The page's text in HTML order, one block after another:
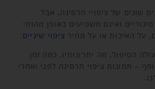
שונים של ציפויי חרסינה, אבל
ואינם משפיעים באופן מהותי
על האיכות או על מחיר ציפוי שיניים
הטיפול, מה יתרונותיו, כמה זמן
– תמונות ציפוי חרסינה לפני ואחרי